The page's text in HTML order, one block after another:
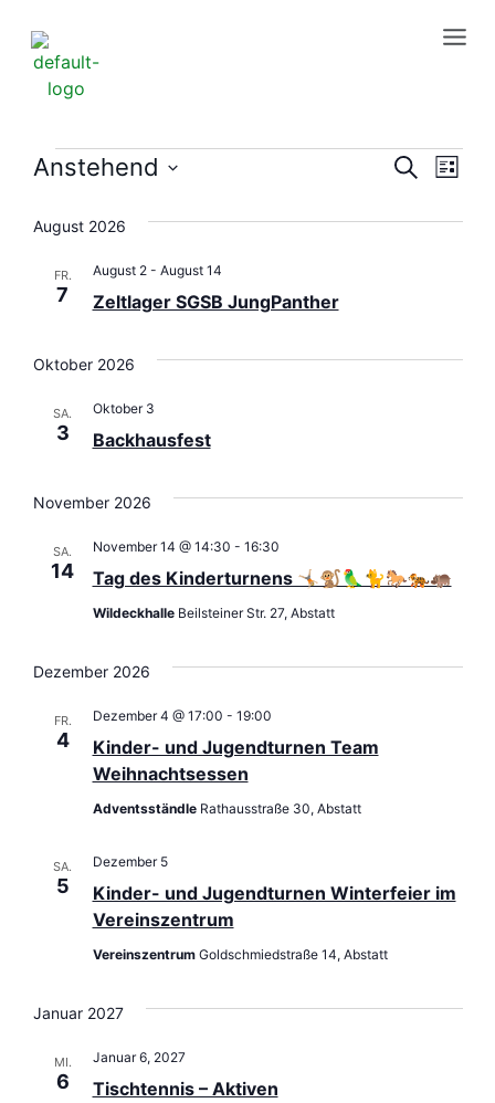
Suche
SucheListe
Anstehend
August 2026
FR.
7 Zeltlager SGSB JungPanther
August 2- August 14
Oktober 2026
SA.
3 Backhausfest
Oktober 3
November 2026
SA.
14 Tag des Kinderturnens 🤸🏼🐒🦜🐈🐎🐅🦛
November 14 @ 14:30 - 16:30
Wildeckhalle Beilsteiner Str. 27, Abstatt
Dezember 2026
FR.
4
Kinder- und Jugendturnen Team
Weihnachtsessen
Dezember 4 @ 17:00 - 19:00
Adventsständle Rathausstraße 30, Abstatt
SA.
5
Kinder- und Jugendturnen Winterfeier im
Vereinszentrum
Dezember 5
Vereinszentrum Goldschmiedstraße 14, Abstatt
Januar 2027
MI.
6
Tischtennis – Aktiven
Januar 6, 2027